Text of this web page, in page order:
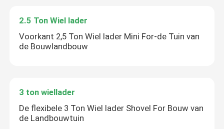
2.5 Ton Wiel lader
Voorkant 2,5 Ton Wiel lader Mini For-de Tuin van
de Bouwlandbouw
3 ton wiellader
De flexibele 3 Ton Wiel lader Shovel For Bouw van
de Landbouwtuin